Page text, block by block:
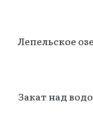
Лепельское
Закат над